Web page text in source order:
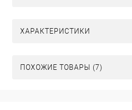
ХАРАКТЕРИСТИКИ
ПОХОЖИЕ ТОВАРЫ (7)